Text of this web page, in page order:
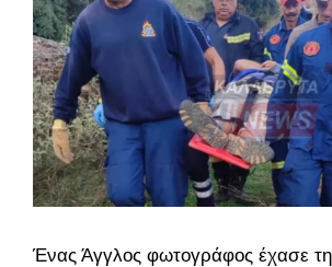
Ένας Άγγλος φωτογράφος έχασε